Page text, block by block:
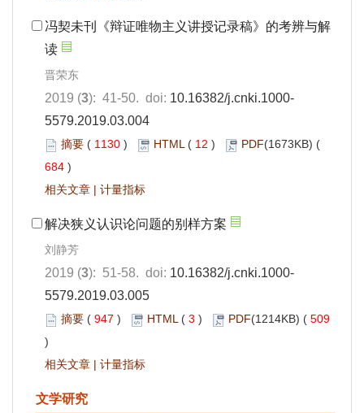
冯契未刊《辩证唯物主义讲授记录稿》的考辨与解
读
晋荣东
2019 (3): 41-50. doi: 10.16382/j.cnki.1000-
5579.2019.03.004
摘要 ( 1130 ) HTML( 12 ) PDF(1673KB) (
684 )
相关文章 | 计量指标
解决狭义认识论问题的别样方案
刘静芳
2019 (3): 51-58. doi: 10.16382/j.cnki.1000-
5579.2019.03.005
摘要 ( 947 ) HTML( 3 ) PDF(1214KB) ( 509
)
相关文章 | 计量指标
文学研究